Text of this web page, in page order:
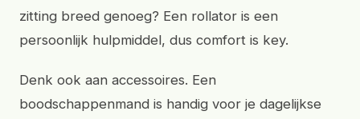
zitting breed genoeg? Een rollator is een
persoonlijk hulpmiddel, dus comfort is key.
Denk ook aan accessoires. Een
boodschappenmand is handig voor je dagelijkse